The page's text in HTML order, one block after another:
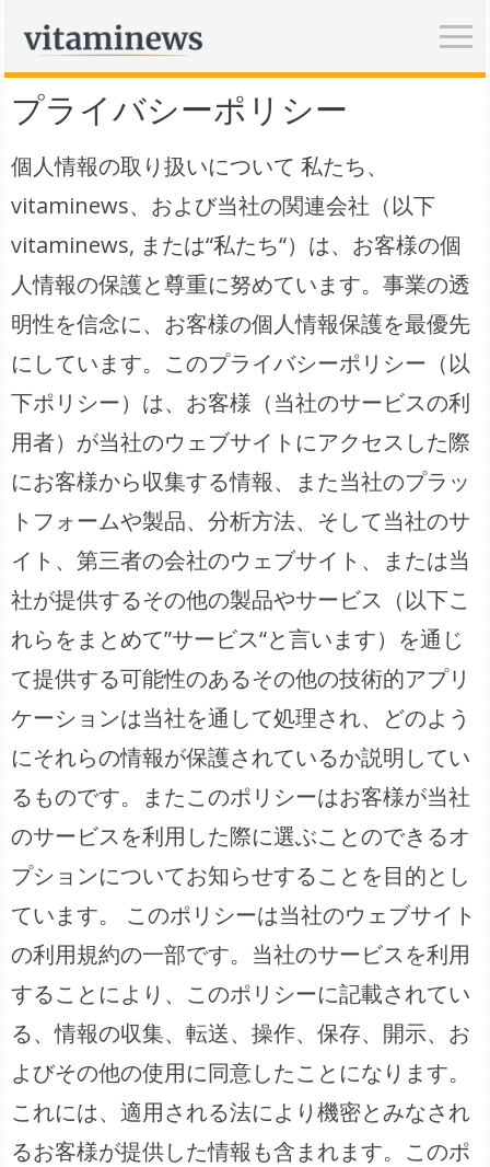
プライバシーポリシー
個人情報の取り扱いについて 私たち、
vitaminews、および当社の関連会社（以下
vitaminews, または“私たち“）は、お客様の個
人情報の保護と尊重に努めています。事業の透
明性を信念に、お客様の個人情報保護を最優先
にしています。このプライバシーポリシー（以
下ポリシー）は、お客様（当社のサービスの利
用者）が当社のウェブサイトにアクセスした際
にお客様から収集する情報、また当社のプラッ
トフォームや製品、分析方法、そして当社のサ
イト、第三者の会社のウェブサイト、または当
社が提供するその他の製品やサービス（以下こ
れらをまとめて”サービス“と言います）を通じ
て提供する可能性のあるその他の技術的アプリ
ケーションは当社を通して処理され、どのよう
にそれらの情報が保護されているか説明してい
るものです。またこのポリシーはお客様が当社
のサービスを利用した際に選ぶことのできるオ
プションについてお知らせすることを目的とし
ています。 このポリシーは当社のウェブサイト
の利用規約の一部です。当社のサービスを利用
することにより、このポリシーに記載されてい
る、情報の収集、転送、操作、保存、開示、お
よびその他の使用に同意したことになります。
これには、適用される法により機密とみなされ
るお客様が提供した情報も含まれます。このポ